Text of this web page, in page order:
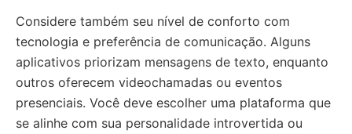
Considere também seu nível de conforto com
tecnologia e preferência de comunicação. Alguns
aplicativos priorizam mensagens de texto, enquanto
outros oferecem videochamadas ou eventos
presenciais. Você deve escolher uma plataforma que
se alinhe com sua personalidade introvertida ou